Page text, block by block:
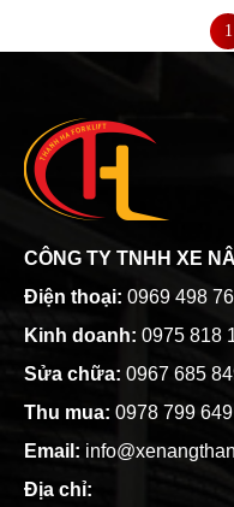
1
CÔNG TY TNHH XE
Điện thoại: 0969 498
Kinh doanh: 0975 818
Sửa chữa: 0967 685
Thu mua: 0978 799 649
Email:
Địa chỉ: